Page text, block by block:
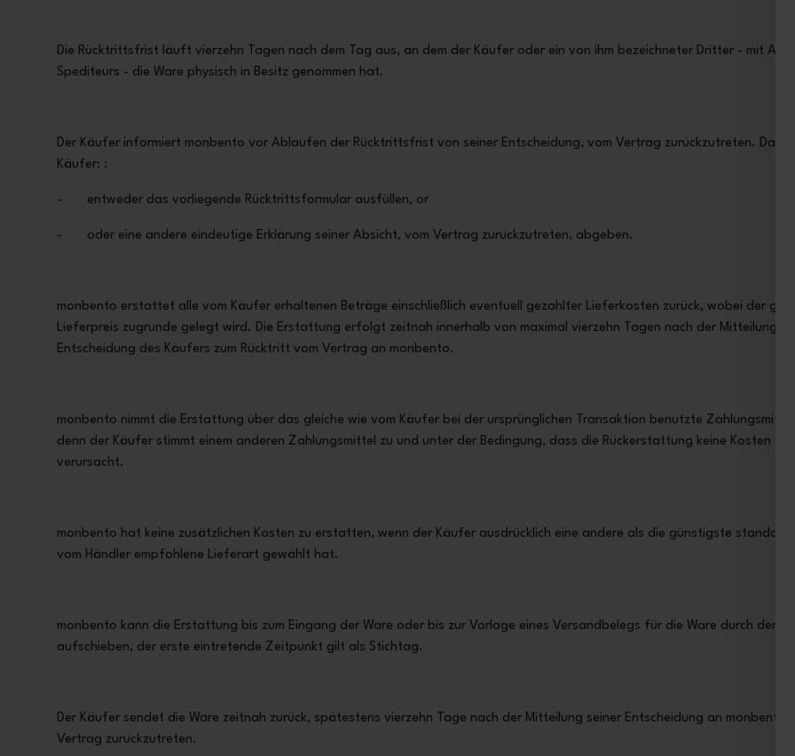
Die Rücktrittsfrist läuft vierzehn Tagen nach dem Tag aus, an dem der Käufer oder ein von ihm bezeichneter Dritter - mit
Spediteurs - die Ware physisch in Besitz genommen hat.
Der Käufer informiert monbento vor Ablaufen der Rücktrittsfrist von seiner Entscheidung, vom Vertrag zurückzutreten. Dazu
Käufer: :
- entweder das vorliegende Rücktrittsformular ausfüllen, or
- oder eine andere eindeutige Erklärung seiner Absicht, vom Vertrag zurückzutreten, abgeben.
monbento erstattet alle vom Käufer erhaltenen Beträge einschließlich eventuell gezahlter Lieferkosten zurück, wobei der
Lieferpreis zugrunde gelegt wird. Die Erstattung erfolgt zeitnah innerhalb von maximal vierzehn Tagen nach der Mitteilung der
Entscheidung des Käufers zum Rücktritt vom Vertrag an monbento.
monbento nimmt die Erstattung über das gleiche wie vom Käufer bei der ursprünglichen Transaktion benutzte Zahlungsmittel
denn der Käufer stimmt einem anderen Zahlungsmittel zu und unter der Bedingung, dass die Rückerstattung keine Kosten für
verursacht.
monbento hat keine zusätzlichen Kosten zu erstatten, wenn der Käufer ausdrücklich eine andere als die günstigste
vom Händler empfohlene Lieferart gewählt hat.
monbento kann die Erstattung bis zum Eingang der Ware oder bis zur Vorlage eines Versandbelegs für die Ware durch den
aufschieben, der erste eintretende Zeitpunkt gilt als Stichtag.
Der Käufer sendet die Ware zeitnah zurück, spätestens vierzehn Tage nach der Mitteilung seiner Entscheidung an monbento,
Vertrag zurückzutreten.